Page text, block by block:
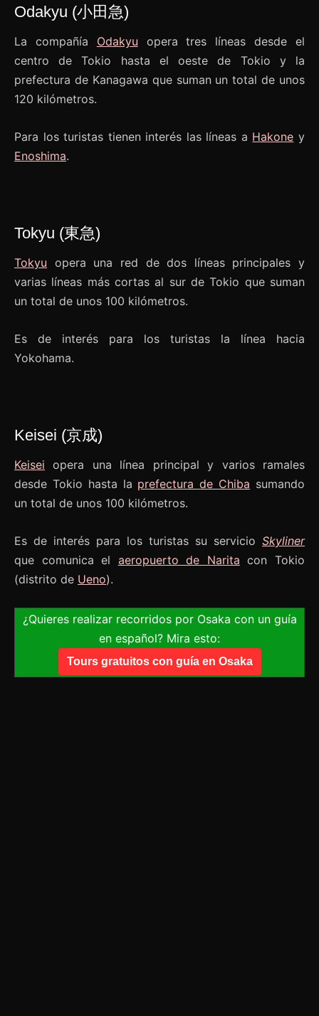
Odakyu (小田急)
La compañía Odakyu opera tres líneas desde el
centro de Tokio hasta el oeste de Tokio y la
prefectura de Kanagawa que suman un total de unos
120 kilómetros.
Para los turistas tienen interés las líneas a Hakone y
Enoshima.
Tokyu (東急)
Tokyu opera una red de dos líneas principales y
varias líneas más cortas al sur de Tokio que suman
un total de unos 100 kilómetros.
Es de interés para los turistas la línea hacia
Yokohama.
Keisei (京成)
Keisei opera una línea principal y varios ramales
desde Tokio hasta la prefectura de Chiba sumando
un total de unos 100 kilómetros.
Es de interés para los turistas su servicio Skyliner
que comunica el aeropuerto de Narita con Tokio
(distrito de Ueno).
¿Quieres realizar recorridos por Osaka con un guía
en español? Mira esto:
Tours gratuitos con guía en Osaka